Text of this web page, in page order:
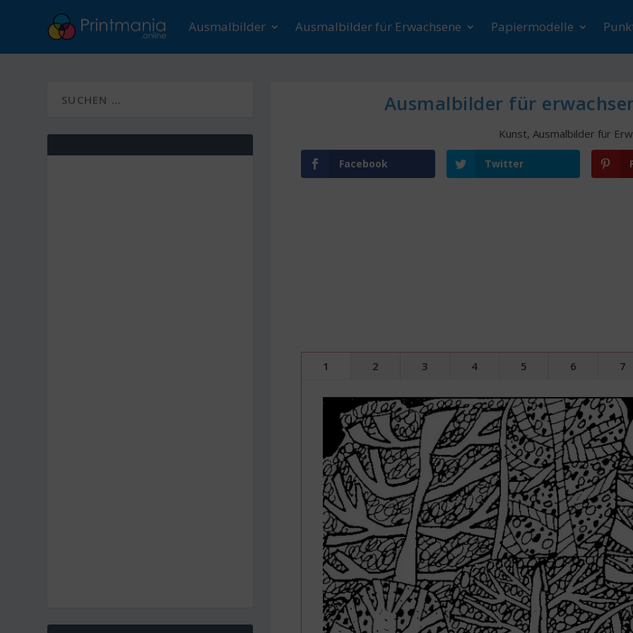
Ausmalbilder Ausmalbilder für Erwachsene Papiermodelle
Ausmalbilder für
Kunst, Ausmalbilder für
Facebook Twitter
1 2 3 4 5 6 7